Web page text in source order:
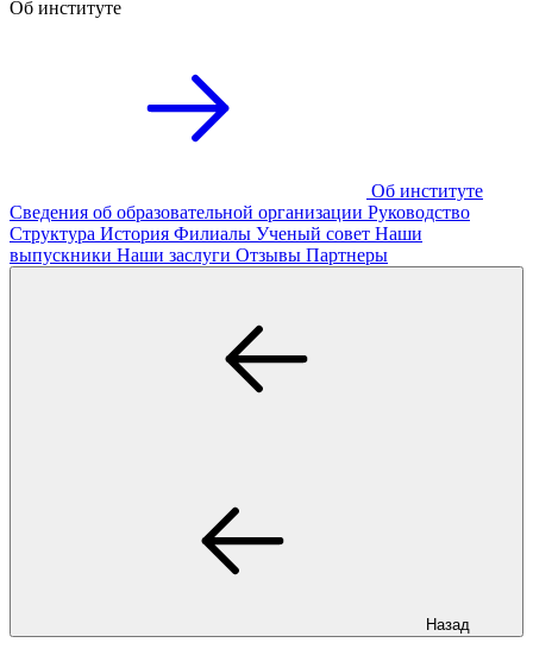
Об институте
Об институте
Сведения об образовательной организации Руководство
Структура История Филиалы Ученый совет Наши
выпускники Наши заслуги Отзывы Партнеры
Назад